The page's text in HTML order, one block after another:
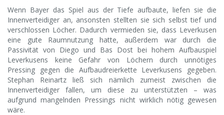
Wenn Bayer das Spiel aus der Tiefe aufbaute, liefen sie die
Innenverteidiger an, ansonsten stellten sie sich selbst tief und
verschlossen Löcher. Dadurch vermieden sie, dass Leverkusen
eine gute Raumnutzung hatte, außerdem war durch die
Passivität von Diego und Bas Dost bei hohem Aufbauspiel
Leverkusens keine Gefahr von Löchern durch unnötiges
Pressing gegen die Aufbaudreierkette Leverkusens gegeben.
Stephan Reinartz ließ sich nämlich zumeist zwischen die
Innenverteidiger fallen, um diese zu unterstützten – was
aufgrund mangelnden Pressings nicht wirklich nötig gewesen
wäre.